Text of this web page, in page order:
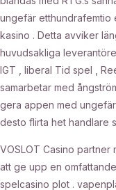
ungefär etthundrafemtio
kasino . Detta avviker
huvudsakliga
IGT , liberal Tid spel ,
samarbetar med
gera appen med
desto flirta het handlare
VOSLOT Casino
att ge upp en
spelcasino plot .